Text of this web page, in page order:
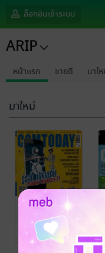
ล็อกอินเข้าระบบ
ARIP
หน้าแรก ขายดี มาใ
มาใหม่
COMTODAY
no.537